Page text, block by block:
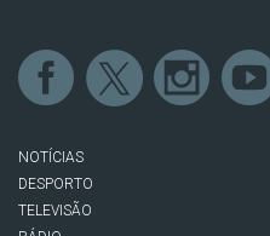
NOTÍCIAS
DESPORTO
TELEVISÃO